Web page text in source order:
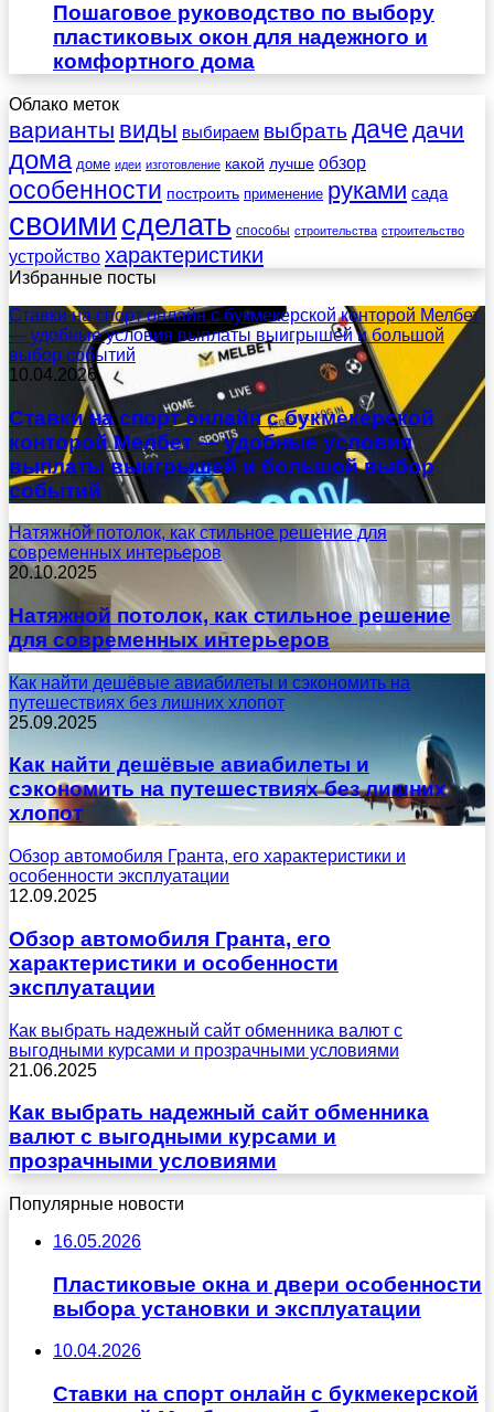
Пошаговое руководство по выбору
пластиковых окон для надежного и
комфортного дома
Облако меток
варианты виды выбираем выбрать даче дачи
дома доме идеи изготовление какой лучше обзор
особенности построить применение руками сада
своими сделать способы строительства строительство
устройство характеристики
Избранные посты
Ставки на спорт онлайн с букмекерской конторой Мелбет
— удобные условия выплаты выигрышей и большой
выбор событий
10.04.2026
Ставки на спорт онлайн с букмекерской
конторой Мелбет — удобные условия
выплаты выигрышей и большой выбор
событий
Натяжной потолок, как стильное решение для
современных интерьеров
20.10.2025
Натяжной потолок, как стильное решение
для современных интерьеров
Как найти дешёвые авиабилеты и сэкономить на
путешествиях без лишних хлопот
25.09.2025
Как найти дешёвые авиабилеты и
сэкономить на путешествиях без лишних
хлопот
Обзор автомобиля Гранта, его характеристики и
особенности эксплуатации
12.09.2025
Обзор автомобиля Гранта, его
характеристики и особенности
эксплуатации
Как выбрать надежный сайт обменника валют с
выгодными курсами и прозрачными условиями
21.06.2025
Как выбрать надежный сайт обменника
валют с выгодными курсами и
прозрачными условиями
Популярные новости
16.05.2026
Пластиковые окна и двери особенности
выбора установки и эксплуатации
10.04.2026
Ставки на спорт онлайн с букмекерской